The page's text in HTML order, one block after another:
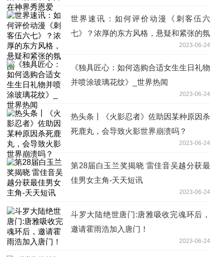
世界速讯：如何评价动漫《刺客伍六
七》？浓厚的东方风格，悬疑和紧张的氛
2023-06-24
《独具匠心：如何选购合适女生生日礼物
并喷涂玻璃花纹》_世界热闻
2023-06-24
热头条丨《火影忍者》佐助因某种原因杀
死鹿丸，会导致火影世界崩溃吗？
2023-06-24
第28届白玉兰奖揭晓 雷佳音吴越分获最
佳男女主角-天天短讯
2023-06-24
斗罗大陆绝世唐门:唐雅吸收完魂环后，
邀请霍雨浩加入唐门！
2023-06-24